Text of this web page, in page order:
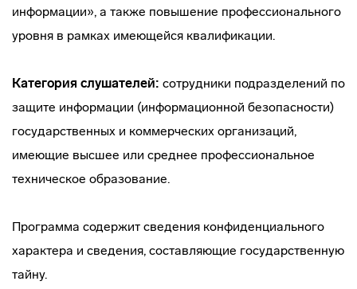
информации», а также повышение профессионального
уровня в рамках имеющейся квалификации.
Категория слушателей: сотрудники подразделений по
защите информации (информационной безопасности)
государственных и коммерческих организаций,
имеющие высшее или среднее профессиональное
техническое образование.
Программа содержит сведения конфиденциального
характера и сведения, составляющие государственную
тайну.